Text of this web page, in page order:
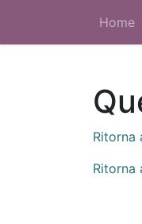
Home
Ritorna
Ritorna